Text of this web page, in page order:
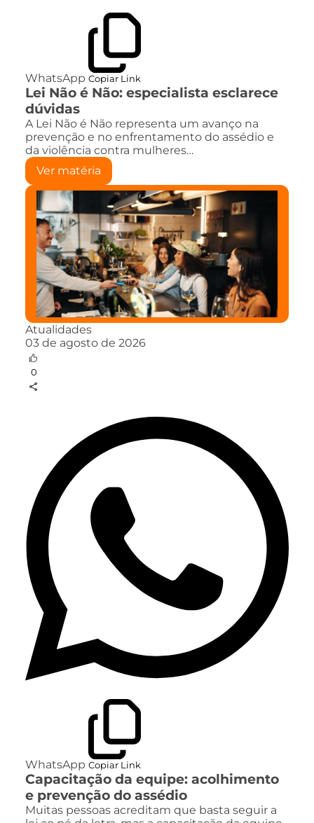
WhatsApp Copiar Link
Lei Não é Não: especialista esclarece
dúvidas
A Lei Não é Não representa um avanço na
prevenção e no enfrentamento do assédio e
da violência contra mulheres…
Ver matéria
Atualidades
03 de agosto de 2026
0
WhatsApp Copiar Link
Capacitação da equipe: acolhimento
e prevenção do assédio
Muitas pessoas acreditam que basta seguir a